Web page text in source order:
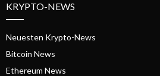
KRYPTO-NEWS
Neuesten Krypto-News
Bitcoin News
Ethereum News